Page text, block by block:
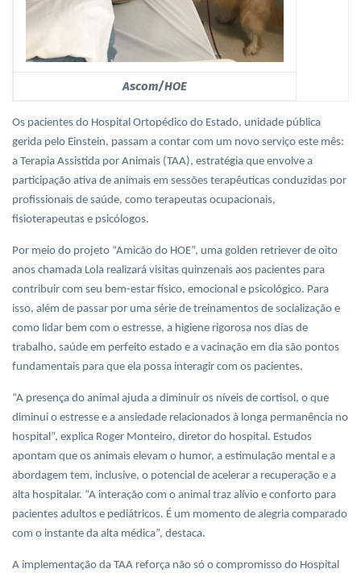
Ascom/HOE
Os pacientes do Hospital Ortopédico do Estado, unidade pública
gerida pelo Einstein, passam a contar com um novo serviço este mês:
a Terapia Assistida por Animais (TAA), estratégia que envolve a
participação ativa de animais em sessões terapêuticas conduzidas por
profissionais de saúde, como terapeutas ocupacionais,
fisioterapeutas e psicólogos.
Por meio do projeto “Amicão do HOE”, uma golden retriever de oito
anos chamada Lola realizará visitas quinzenais aos pacientes para
contribuir com seu bem-estar físico, emocional e psicológico. Para
isso, além de passar por uma série de treinamentos de socialização e
como lidar bem com o estresse, a higiene rigorosa nos dias de
trabalho, saúde em perfeito estado e a vacinação em dia são pontos
fundamentais para que ela possa interagir com os pacientes.
“A presença do animal ajuda a diminuir os níveis de cortisol, o que
diminui o estresse e a ansiedade relacionados à longa permanência no
hospital”, explica Roger Monteiro, diretor do hospital. Estudos
apontam que os animais elevam o humor, a estimulação mental e a
abordagem tem, inclusive, o potencial de acelerar a recuperação e a
alta hospitalar. “A interação com o animal traz alívio e conforto para
pacientes adultos e pediátricos. É um momento de alegria comparado
com o instante da alta médica”, destaca.
A implementação da TAA reforça não só o compromisso do Hospital